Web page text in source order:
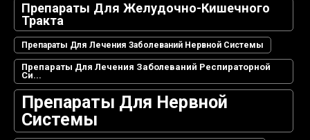
Препараты Для Желудочно-Кишечного
Тракта
Препараты Для Лечения Заболеваний Нервной Системы
Препараты Для Лечения Заболеваний Респираторной
Си...
Препараты Для Нервной
Системы